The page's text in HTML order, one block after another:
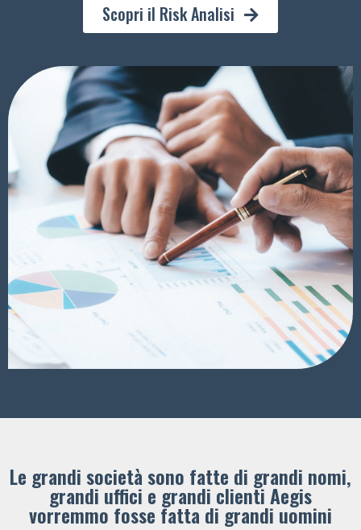
Scopri il Risk Analisi
Le grandi società sono fatte di grandi nomi,
grandi uffici e grandi clienti ​Aegis
vorremmo fosse fatta di grandi uomini